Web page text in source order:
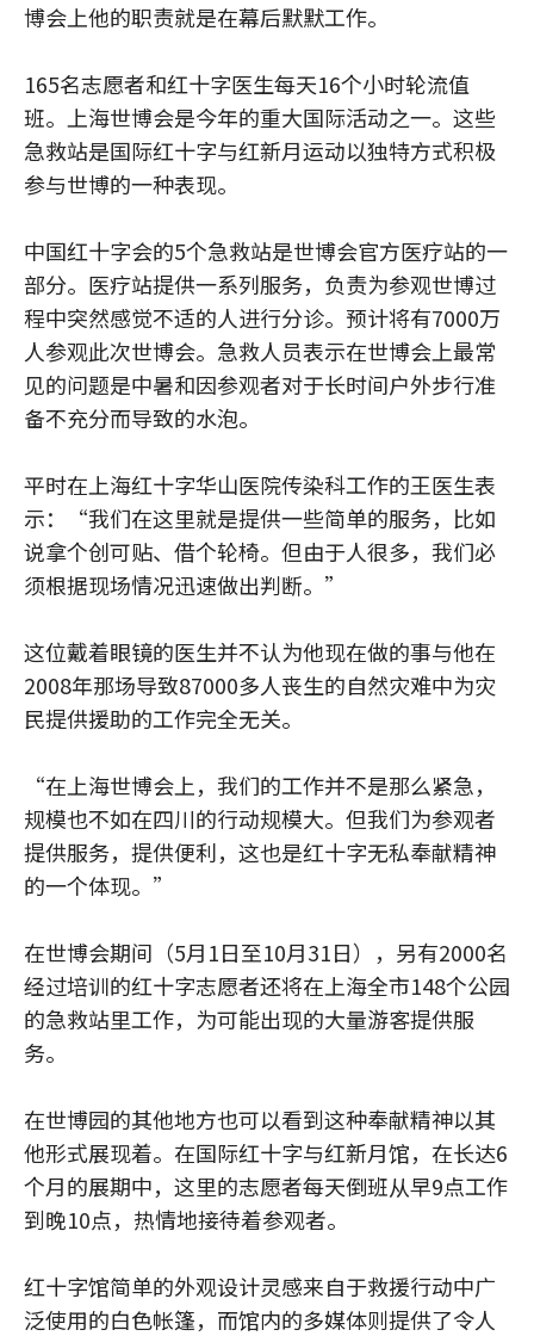
博会上他的职责就是在幕后默默工作。
165名志愿者和红十字医生每天16个小时轮流值
班。上海世博会是今年的重大国际活动之一。这些
急救站是国际红十字与红新月运动以独特方式积极
参与世博的一种表现。
中国红十字会的5个急救站是世博会官方医疗站的一
部分。医疗站提供一系列服务，负责为参观世博过
程中突然感觉不适的人进行分诊。预计将有7000万
人参观此次世博会。急救人员表示在世博会上最常
见的问题是中暑和因参观者对于长时间户外步行准
备不充分而导致的水泡。
平时在上海红十字华山医院传染科工作的王医生表
示：“我们在这里就是提供一些简单的服务，比如
说拿个创可贴、借个轮椅。但由于人很多，我们必
须根据现场情况迅速做出判断。”
这位戴着眼镜的医生并不认为他现在做的事与他在
2008年那场导致87000多人丧生的自然灾难中为灾
民提供援助的工作完全无关。
“在上海世博会上，我们的工作并不是那么紧急，
规模也不如在四川的行动规模大。但我们为参观者
提供服务，提供便利，这也是红十字无私奉献精神
的一个体现。”
在世博会期间（5月1日至10月31日），另有2000名
经过培训的红十字志愿者还将在上海全市148个公园
的急救站里工作，为可能出现的大量游客提供服
务。
在世博园的其他地方也可以看到这种奉献精神以其
他形式展现着。在国际红十字与红新月馆，在长达6
个月的展期中，这里的志愿者每天倒班从早9点工作
到晚10点，热情地接待着参观者。
红十字馆简单的外观设计灵感来自于救援行动中广
泛使用的白色帐篷，而馆内的多媒体则提供了令人